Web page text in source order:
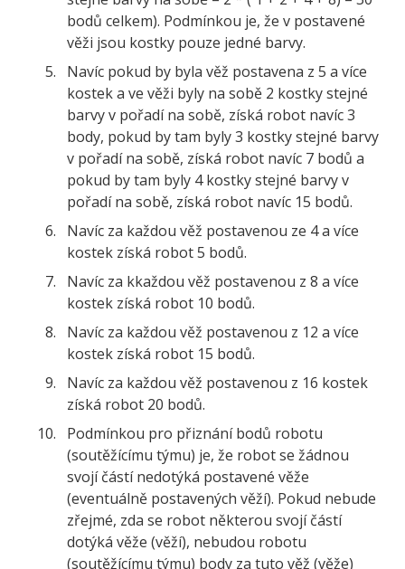
bodů celkem). Podmínkou je, že v postavené
věži jsou kostky pouze jedné barvy.
Navíc pokud by byla věž postavena z 5 a více
kostek a ve věži byly na sobě 2 kostky stejné
barvy v pořadí na sobě, získá robot navíc 3
body, pokud by tam byly 3 kostky stejné barvy
v pořadí na sobě, získá robot navíc 7 bodů a
pokud by tam byly 4 kostky stejné barvy v
pořadí na sobě, získá robot navíc 15 bodů.
Navíc za každou věž postavenou ze 4 a více
kostek získá robot 5 bodů.
Navíc za kkaždou věž postavenou z 8 a více
kostek získá robot 10 bodů.
Navíc za každou věž postavenou z 12 a více
kostek získá robot 15 bodů.
Navíc za každou věž postavenou z 16 kostek
získá robot 20 bodů.
Podmínkou pro přiznání bodů robotu
(soutěžícímu týmu) je, že robot se žádnou
svojí částí nedotýká postavené věže
(eventuálně postavených věží). Pokud nebude
zřejmé, zda se robot některou svojí částí
dotýká věže (věží), nebudou robotu
(soutěžícímu týmu) body za tuto věž (věže)